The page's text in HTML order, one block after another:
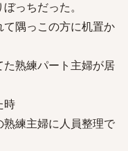
っちだった。
て隅っこの方に机置か
熟練パート主婦が居
時
練主婦に人員整理で